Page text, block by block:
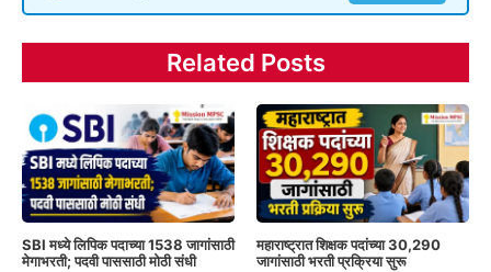
Related Posts
SBI मध्ये लिपिक पदाच्या 1538 जागांसाठी
मेगाभरती; पदवी पाससाठी मोठी संधी
महाराष्ट्रात शिक्षक पदांच्या 30,290
जागांसाठी भरती प्रक्रिया सुरू